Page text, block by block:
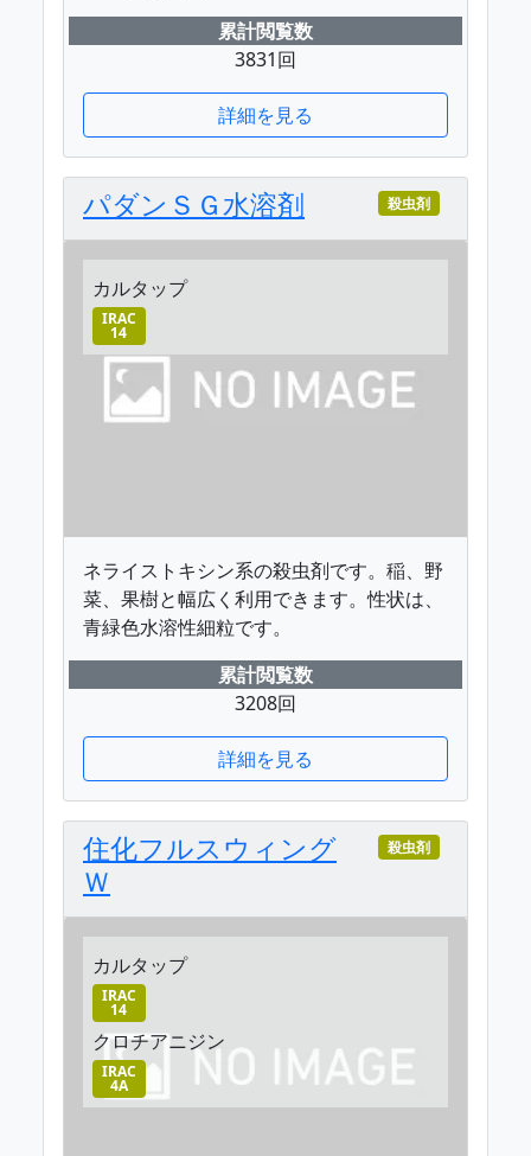
累計閲覧数
3831回
詳細を見る
パダンＳＧ水溶剤 殺虫剤
カルタップ
IRAC
14
ネライストキシン系の殺虫剤です。稲、野
菜、果樹と幅広く利用できます。性状は、
青緑色水溶性細粒です。
累計閲覧数
3208回
詳細を見る
住化フルスウィング
Ｗ
殺虫剤
カルタップ
IRAC
14
クロチアニジン
IRAC
4A